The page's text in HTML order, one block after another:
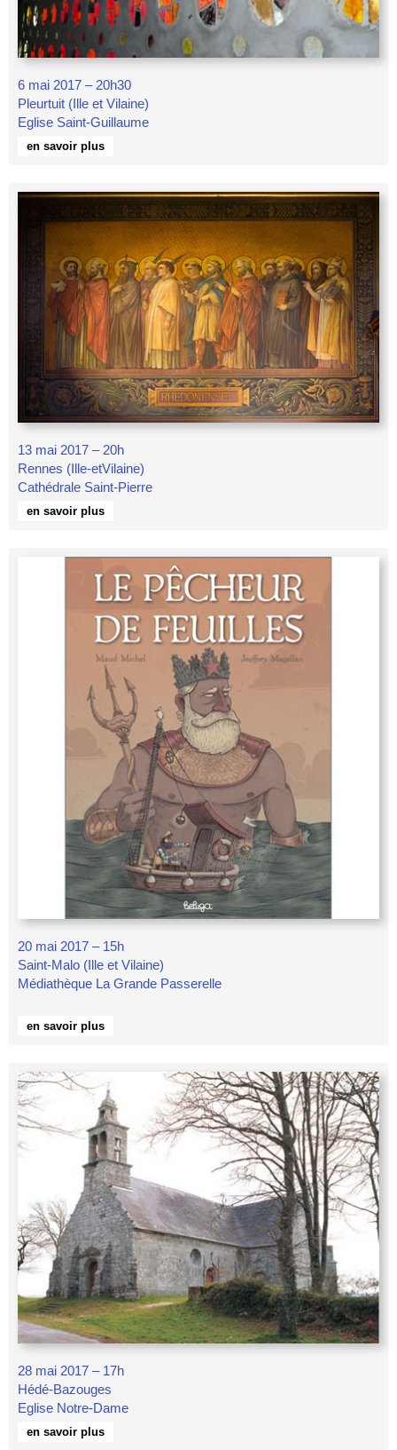
6 mai 2017 – 20h30
Pleurtuit (Ille et Vilaine)
Eglise Saint-Guillaume
en savoir plus
13 mai 2017 – 20h
Rennes (Ille-etVilaine)
Cathédrale Saint-Pierre
en savoir plus
20 mai 2017 – 15h
Saint-Malo (Ille et Vilaine)
Médiathèque La Grande Passerelle
en savoir plus
28 mai 2017 – 17h
Hédé-Bazouges
Eglise Notre-Dame
en savoir plus